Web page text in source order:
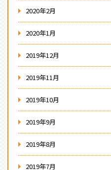
2020年2月
2020年1月
2019年12月
2019年11月
2019年10月
2019年9月
2019年8月
2019年7月